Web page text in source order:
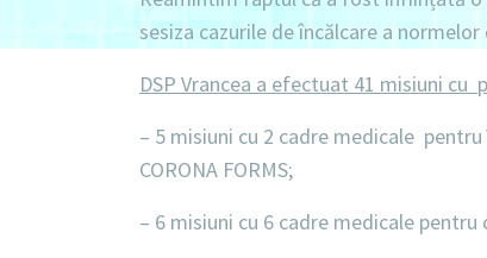
sesiza cazurile de încălcare a
DSP Vrancea a efectuat 41 misiuni
– 5 misiuni cu 2 cadre medicale
CORONA FORMS;
– 6 misiuni cu 6 cadre medicale pentru